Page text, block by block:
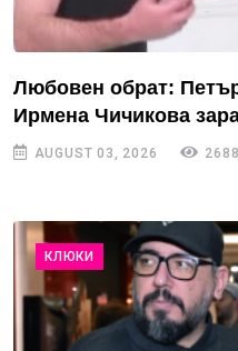
Любовен обрат:
Ирмена Чичикова
AUGUST 03, 2026 2688
КЛЮКИ